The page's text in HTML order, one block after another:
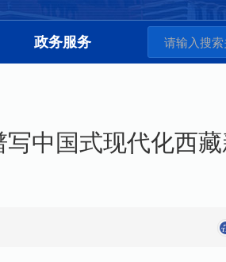
政务服务
中国式现代化西